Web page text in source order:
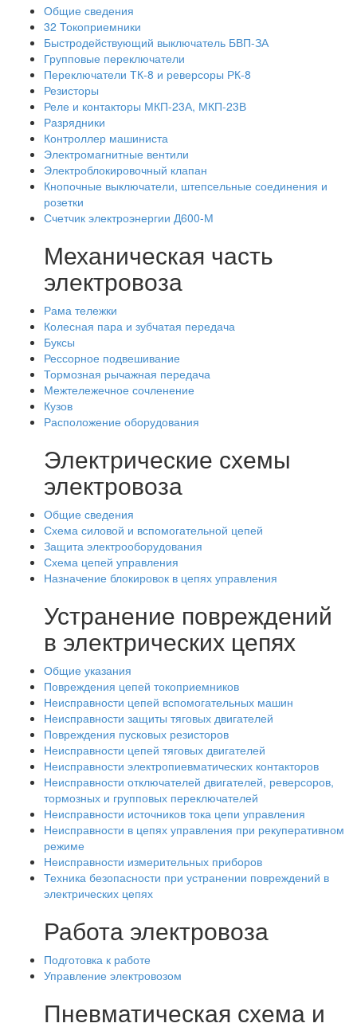
Общие сведения
32 Токоприемники
Быстродействующий выключатель БВП-ЗА
Групповые переключатели
Переключатели ТК-8 и реверсоры РК-8
Резисторы
Реле и контакторы МКП-23А, МКП-23В
Разрядники
Контроллер машиниста
Электромагнитные вентили
Электроблокировочный клапан
Кнопочные выключатели, штепсельные соединения и
розетки
Счетчик электроэнергии Д600-М
Механическая часть
электровоза
Рама тележки
Колесная пара и зубчатая передача
Буксы
Рессорное подвешивание
Тормозная рычажная передача
Межтележечное сочленение
Кузов
Расположение оборудования
Электрические схемы
электровоза
Общие сведения
Схема силовой и вспомогательной цепей
Защита электрооборудования
Схема цепей управления
Назначение блокировок в цепях управления
Устранение повреждений
в электрических цепях
Общие указания
Повреждения цепей токоприемников
Неисправности цепей вспомогательных машин
Неисправности защиты тяговых двигателей
Повреждения пусковых резисторов
Неисправности цепей тяговых двигателей
Неисправности электропиевматических контакторов
Неисправности отключателей двигателей, реверсоров,
тормозных и групповых переключателей
Неисправности источников тока цепи управления
Неисправности в цепях управления при рекуперативном
режиме
Неисправности измерительных приборов
Техника безопасности при устранении повреждений в
электрических цепях
Работа электровоза
Подготовка к работе
Управление электровозом
Пневматическая схема и